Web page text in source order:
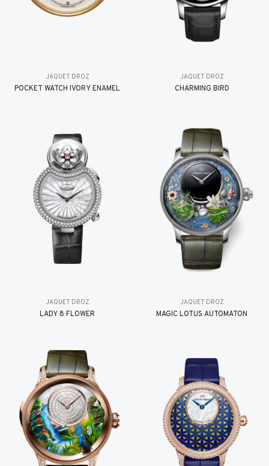
JAQUET DROZ
POCKET WATCH IVORY ENAMEL
JAQUET DROZ
CHARMING BIRD
JAQUET DROZ
LADY 8 FLOWER
JAQUET DROZ
MAGIC LOTUS AUTOMATON